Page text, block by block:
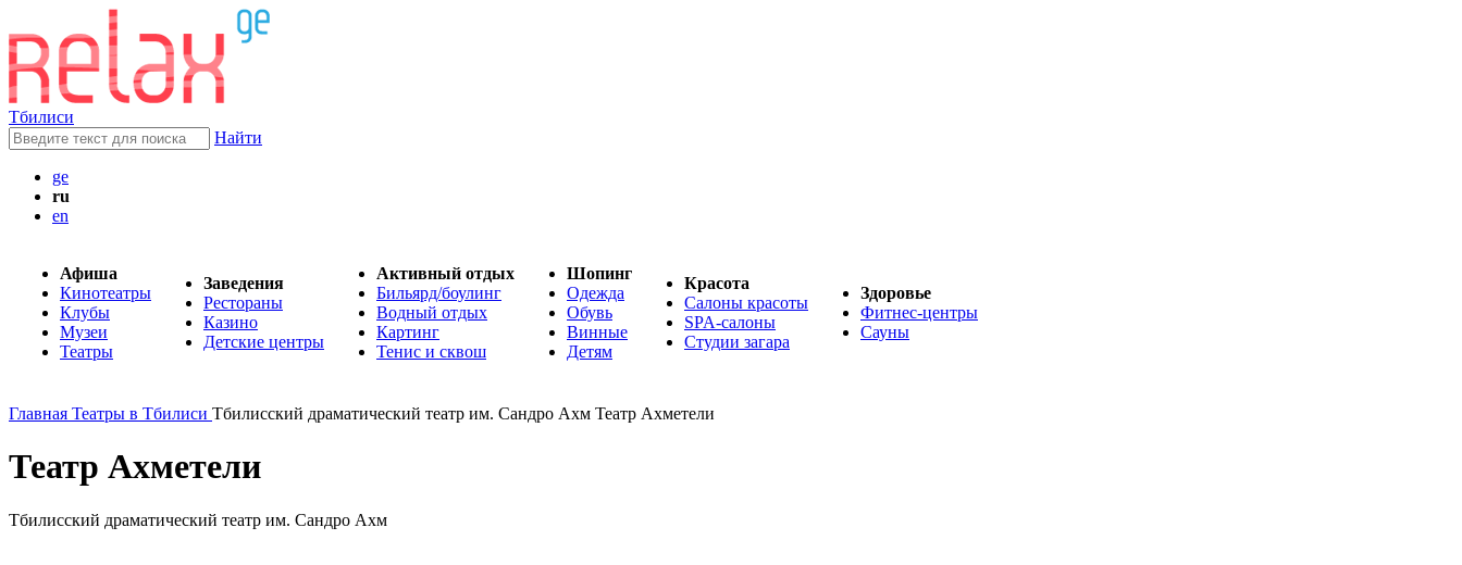
Тбилиси
Найти
ge
ru
en
Афиша
Кинотеатры
Клубы
Музеи
Театры
Заведения
Рестораны
Казино
Детские центры
Активный отдых
Бильярд/боулинг
Водный отдых
Картинг
Тенис и сквош
Шопинг
Одежда
Обувь
Винные
Детям
Красота
Салоны красоты
SPA-салоны
Студии загара
Здоровье
Фитнес-центры
Сауны
Главная Театры в Тбилиси Тбилисский драматический театр им. Сандро Ахм Театр Ахметели
Театр Ахметели
Тбилисский драматический театр им. Сандро Ахм